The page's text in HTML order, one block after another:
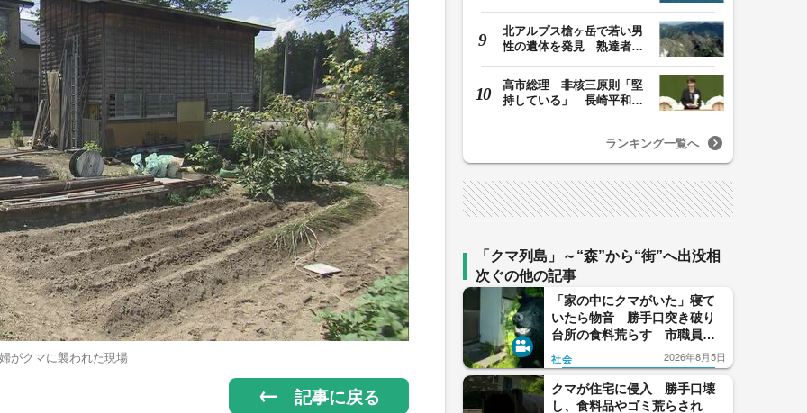
がクマに襲われた現場
記事に戻る
北アルプス槍ヶ岳で若い男
性の遺体を発見 熟達者向
高市総理 非核三原則「堅
持している」 長崎平和祈
ランキング一覧へ
「クマ列島」～“森”から“街”へ出没相
次ぐの他の記事
「家の中にクマがいた」寝て
いたら物音 勝手口突き破り
台所の食料荒らす 市職員到
着前に逃げたか 長野・松本
市
社会 2026年8月5日
クマが住宅に侵入 勝手口壊
し、食料品やゴミ荒らされ